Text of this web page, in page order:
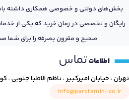
بخش‌های دولتی و خصوصی همکاری داشته
رایگان و تخصصی در زمان خرید که یکی از
صحیح و مقرون بصرفه را برای شما
اطلاعاتتماس
تهران ، خیابان امیرکبیر ، ناظم الاطبا جنوبی ، کوچه
info@parstamin-co.ir